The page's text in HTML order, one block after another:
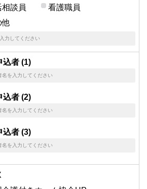
相談員
看護職員
他
込者 (1)
込者 (2)
込者 (3)